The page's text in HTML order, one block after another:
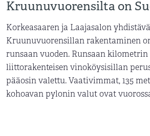
Kruunuvuorensilta on
Korkeasaaren ja Laajasalon
Kruunuvuorensillan rakentaminen
runsaan vuoden. Runsaan
liittorakenteisen vinoköysisillan
pääosin valettu. Vaativimmat, 135
kohoavan pylonin valut ovat